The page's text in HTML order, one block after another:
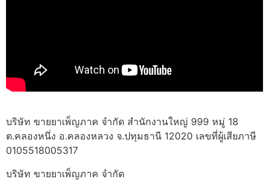
บริษัท ขายยาเพ็ญภาค จำกัด สำนักงานใหญ่ 999 หมู่ 18
ต.คลองหนึ่ง อ.คลองหลวง จ.ปทุมธานี 12020 เลขที่ผู้เสียภาษี
0105518005317
บริษัท ขายยาเพ็ญภาค จำกัด